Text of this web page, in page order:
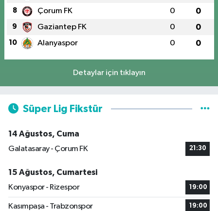
8 Çorum FK 0 0
9 Gaziantep FK 0 0
10 Alanyaspor 0 0
Detaylar için tıklayın
Süper Lig Fikstür
14 Ağustos, Cuma
Galatasaray - Çorum FK
21:30
15 Ağustos, Cumartesi
Konyaspor - Rizespor
19:00
Kasımpaşa - Trabzonspor 19:00